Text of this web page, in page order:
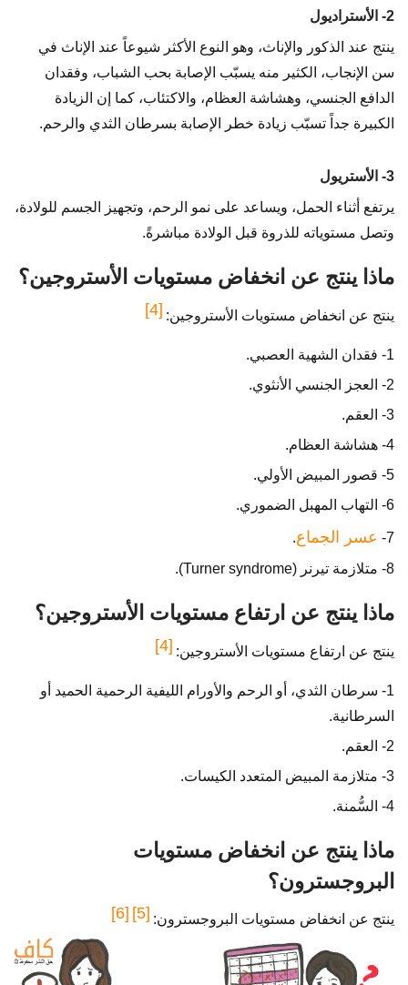
2- الأستراديول
ينتج عند الذكور والإناث، وهو النوع الأكثر شيوعاً عند الإناث في
سن الإنجاب، الكثير منه يسبّب الإصابة بحب الشباب، وفقدان
الدافع الجنسي، وهشاشة العظام، والاكتئاب، كما إن الزيادة
الكبيرة جداً تسبّب زيادة خطر الإصابة بسرطان الثدي والرحم.
3- الأستريول
يرتفع أثناء الحمل، ويساعد على نمو الرحم، وتجهيز الجسم للولادة،
وتصل مستوياته للذروة قبل الولادة مباشرةً.
ماذا ينتج عن انخفاض مستويات الأستروجين؟
ينتج عن انخفاض مستويات الأستروجين: [4]
1- فقدان الشهية العصبي.
2- العجز الجنسي الأنثوي.
3- العقم.
4- هشاشة العظام.
5- قصور المبيض الأولي.
6- التهاب المهبل الضموري.
7- عسر الجماع.
8- متلازمة تيرنر (Turner syndrome).
ماذا ينتج عن ارتفاع مستويات الأستروجين؟
ينتج عن ارتفاع مستويات الأستروجين: [4]
1- سرطان الثدي، أو الرحم والأورام الليفية الرحمية الحميد أو
السرطانية.
2- العقم.
3- متلازمة المبيض المتعدد الكيسات.
4- السُّمنة.
ماذا ينتج عن انخفاض مستويات
البروجسترون؟
ينتج عن انخفاض مستويات البروجسترون: [5]
[6]